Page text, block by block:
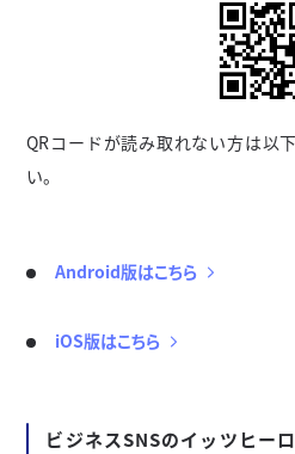
QRコードが読み取れない方は以
い。
Android版はこちら
iOS版はこちら
ビジネスSNSのイッツヒ